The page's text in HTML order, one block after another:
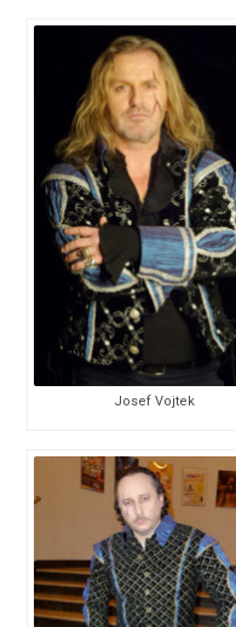
Josef Vojtek